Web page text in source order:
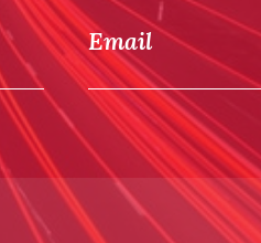
Email